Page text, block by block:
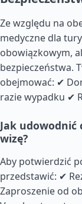
Ze względu na
medyczne dla
obowiązkowym,
bezpieczeństwa.
obejmować: ✔
razie wypadku ✔
Jak udowodnić
wizę?
Aby potwierdzić
przedstawić: ✔
Zaproszenie od